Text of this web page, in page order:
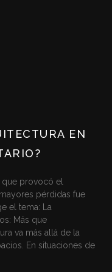
EN
que provocó el
pérdidas fue
el tema: La
Más que
va más allá de la
En situaciones de